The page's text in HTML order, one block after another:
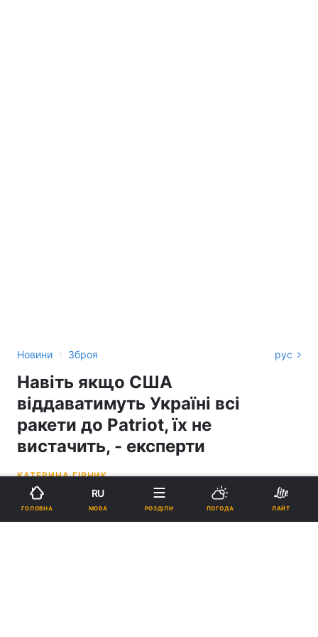
Новини › Зброя рус
Навіть якщо США
віддаватимуть Україні всі
ракети до Patriot, їх не
вистачить, - експерти
КАТЕРИНА ГІРНИК
10:21, 07.06.26
ГОЛОВНА
RU
МОВА РОЗДІЛИ ПОГОДА ЛАЙТ